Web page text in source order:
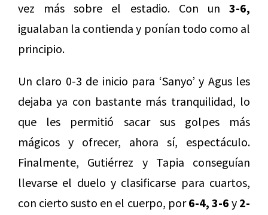
vez más sobre el estadio. Con un 3-6,
igualaban la contienda y ponían todo como al
principio.
Un claro 0-3 de inicio para ‘Sanyo’ y Agus les
dejaba ya con bastante más tranquilidad, lo
que les permitió sacar sus golpes más
mágicos y ofrecer, ahora sí, espectáculo.
Finalmente, Gutiérrez y Tapia conseguían
llevarse el duelo y clasificarse para cuartos,
con cierto susto en el cuerpo, por6-4, 3-6 y 2-